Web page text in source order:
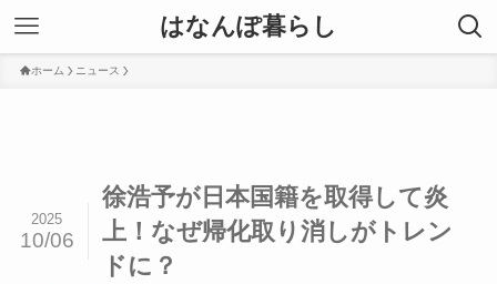
はなんぽ暮らし
ホーム ニュース
徐浩予が日本国籍を取得して炎
上！なぜ帰化取り消しがトレン
ドに？
2025
10/06